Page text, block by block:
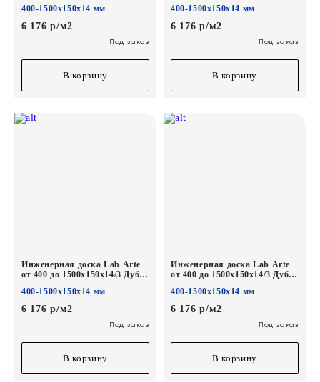
400-1500х150х14 мм
6 176 р/м2
Под заказ
В корзину
400-1500х150х14 мм
6 176 р/м2
Под заказ
В корзину
Инженерная доска Lab Arte
от 400 до 1500х150х14/3 Дуб
400-1500х150х14 мм
6 176 р/м2
Под заказ
В корзину
Инженерная доска Lab Arte
от 400 до 1500х150х14/3 Дуб
400-1500х150х14 мм
6 176 р/м2
Под заказ
В корзину